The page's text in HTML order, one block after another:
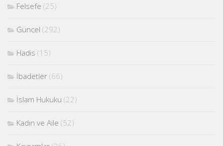
Felsefe (25)
Güncel (292)
Hadis (15)
İbadetler (66)
İslam Hukuku (22)
Kadın ve Aile (52)